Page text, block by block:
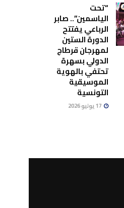
“تحت
الياسمين”.. صابر
الرباعي يفتتح
الدورة الستين
لمهرجان قرطاج
الدولي بسهرة
تحتفي بالهوية
الموسيقية
التونسية